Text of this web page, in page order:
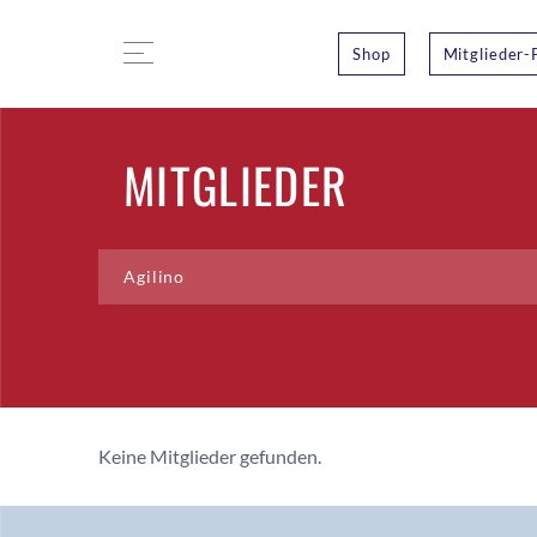
Shop Mitglieder-
MITGLIEDER
Keine Mitglieder gefunden.